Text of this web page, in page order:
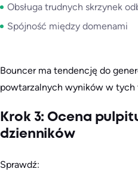
Obsługa trudnych skrzynek
Spójność między domenami
Bouncer ma tendencję do
powtarzalnych wyników w tych
Krok 3: Ocena
dzienników
Sprawdź: